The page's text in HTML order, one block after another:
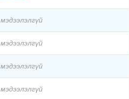
мэдээлэлгүй
мэдээлэлгүй
мэдээлэлгүй
мэдээлэлгүй